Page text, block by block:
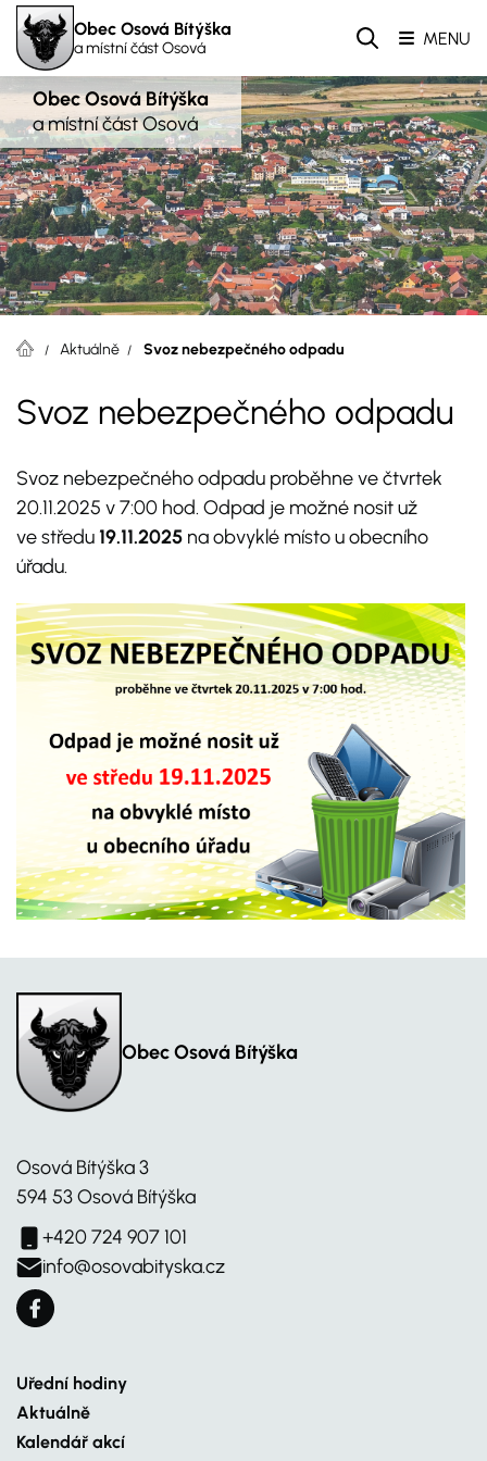
Obec Osová Bítýška
a místní část Osová MENU
Obec Osová Bítýška
a místní část Osová
Aktuálně Svoz nebezpečného odpadu
Svoz nebezpečného odpadu
Svoz nebezpečného odpadu proběhne ve čtvrtek
20.11.2025 v 7:00 hod. Odpad je možné nosit už
ve středu19.11.2025 na obvyklé místo u obecního
úřadu.
Obec Osová Bítýška
Osová Bítýška 3
594 53 Osová Bítýška
+420 724 907 101
info@osovabityska.cz
Uřední hodiny
Aktuálně
Kalendář akcí